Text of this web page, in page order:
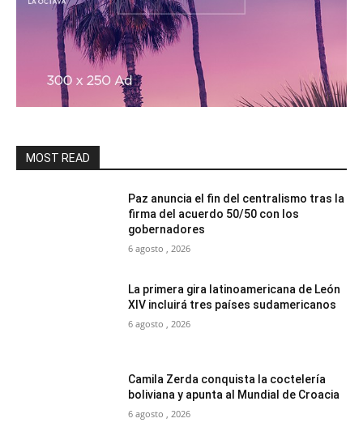
MOST READ
Paz anuncia el fin del centralismo tras la
firma del acuerdo 50/50 con los
gobernadores
6 agosto , 2026
La primera gira latinoamericana de León
XIV incluirá tres países sudamericanos
6 agosto , 2026
Camila Zerda conquista la coctelería
boliviana y apunta al Mundial de Croacia
6 agosto , 2026